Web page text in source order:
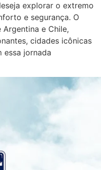
explorar o extremo
e segurança. O
e Chile,
cidades icônicas
essa jornada